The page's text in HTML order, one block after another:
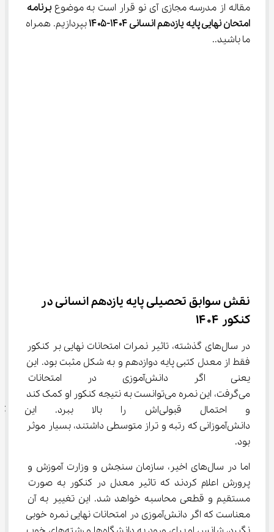
مقاله از مدرسه مجازی آی نو قرار است به موضوع برنامه
امتحان نهایی پایه یازدهم انسانی ۱۴۰۴-۱۴۰۵
بپردازیم. همراه
ما باشید..
نقش سوابق تحصیلی پایه یازدهم انسانی در
کنکور ۱۴۰۴
در سال‌های گذشته، تاثیر نمرات امتحانات نهایی بر کنکور
فقط از معدل کتبی پایه دوازدهم و به شکل مثبت بود. این
یعنی اگر دانش‌آموزی در
می‌گرفت، این نمره می‌توانست به نتیجه کنکور او کمک کند
و احتمال قبولی‌اش را بالا
دانش‌آموزانی که رتبه و تراز متوسطی داشتند، بسیار موثر
بود.
اما در سال‌های اخیر، سازمان سنجش و وزارت آموزش و
پرورش اعلام کردند که تاثیر معدل در کنکور به صورت
مستقیم و قطعی محاسبه خواهد شد. این تغییر به آن
معناست که اگر دانش‌آموزی در امتحانات نهایی نمره خوبی